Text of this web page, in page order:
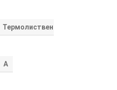
Термолиственница
А